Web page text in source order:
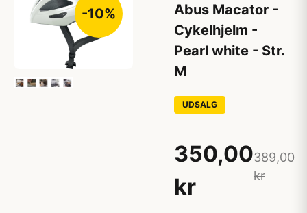
-10%
Abus Macator -
Cykelhjelm -
Pearl white - Str.
M
UDSALG
350,00
kr
389,00
kr